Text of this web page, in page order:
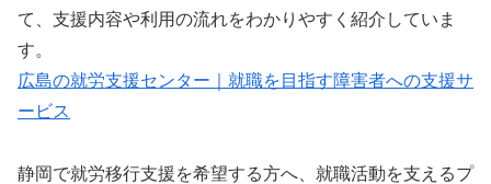
て、支援内容や利用の流れをわかりやすく紹介していま
す。
広島の就労支援センター｜就職を目指す障害者への支援サ
ービス
静岡で就労移行支援を希望する方へ、就職活動を支えるプ